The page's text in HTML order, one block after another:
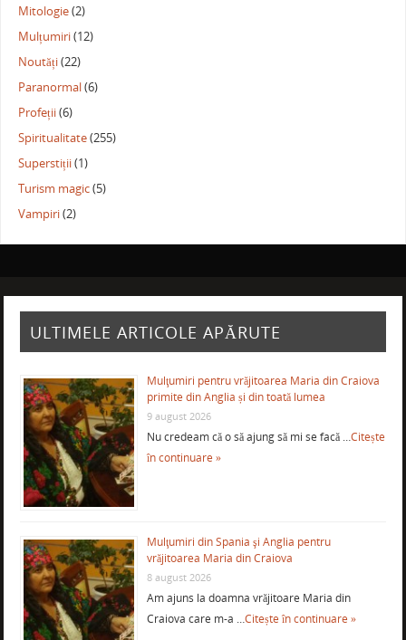
Mitologie(2)
Mulțumiri(12)
Noutăți(22)
Paranormal(6)
Profeții(6)
Spiritualitate(255)
Superstiții(1)
Turism magic(5)
Vampiri(2)
ULTIMELE ARTICOLE APĂRUTE
Mulţumiri pentru vrăjitoarea Maria din Craiova
primite din Anglia și din toată lumea
9 august 2026
Nu credeam că o să ajung să mi se facă …Citește
în continuare »
Mulţumiri din Spania şi Anglia pentru
vrăjitoarea Maria din Craiova
8 august 2026
Am ajuns la doamna vrăjitoare Maria din
Craiova care m-a …Citește în continuare »